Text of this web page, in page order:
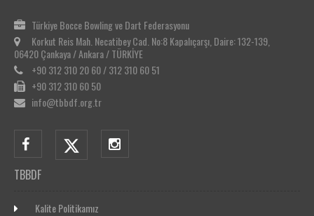
Türkiye Bocce Bowling ve Dart Federasyonu
Korkut Reis Mah. Necatibey Cad. No:8 Kapalıçarşı, Daire: 132-139,
06420 Çankaya / Ankara / TÜRKİYE
+90 312 310 20 60 / 312 310 60 51
+90 312 310 60 50
info@tbbdf.org.tr
TBBDF
Kalite Politikamız